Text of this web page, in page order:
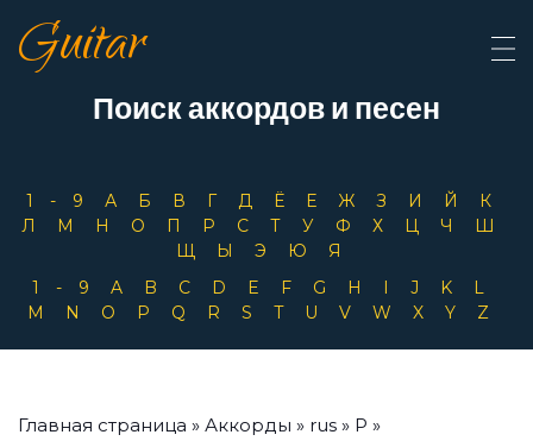
Guitar
Поиск аккордов и песен
1-9 А Б В Г Д Ё Е Ж З И Й
К
Л
М Н О П Р С Т У Ф Х Ц Ч
Ш
Щ
Ы Э Ю
Я
1-9
A B C D E F G H I J K
L
M
N O P Q R S T U V W X Y Z
Главная страница » Аккорды » rus » Р »